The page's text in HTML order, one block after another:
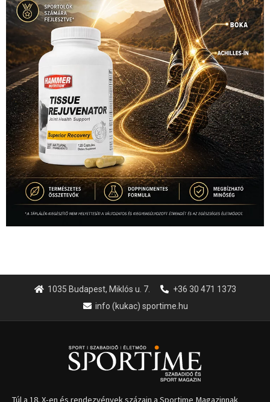
1035 Budapest, Miklós u. 7.
+36 30 471 1373
info (kukac) sportime.hu